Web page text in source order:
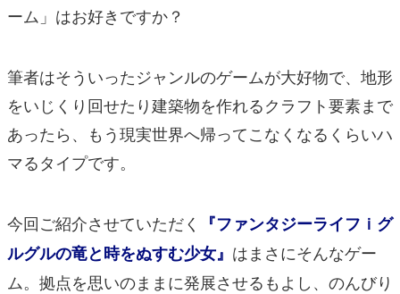
運営：株式会社マレ
ーム」はお好きですか？
筆者はそういったジャンルのゲームが大好物で、地形
をいじくり回せたり建築物を作れるクラフト要素まで
あったら、もう現実世界へ帰ってこなくなるくらいハ
マるタイプです。
今回ご紹介させていただく
『ファンタジーライフｉグ
ルグルの竜と時をぬすむ少女』 はまさにそんなゲー
ム。拠点を思いのままに発展させるもよし、のんびり